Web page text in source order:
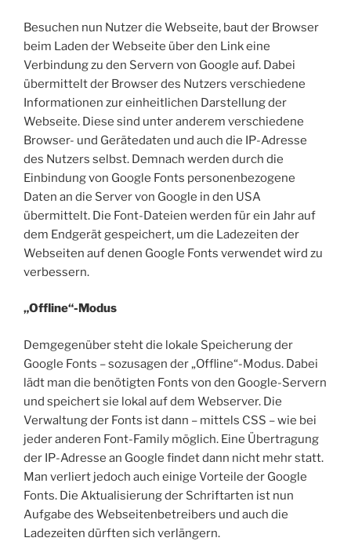
Besuchen nun Nutzer die Webseite, baut der Browser
beim Laden der Webseite über den Link eine
Verbindung zu den Servern von Google auf. Dabei
übermittelt der Browser des Nutzers verschiedene
Informationen zur einheitlichen Darstellung der
Webseite. Diese sind unter anderem verschiedene
Browser- und Gerätedaten und auch die IP-Adresse
des Nutzers selbst. Demnach werden durch die
Einbindung von Google Fonts personenbezogene
Daten an die Server von Google in den USA
übermittelt. Die Font-Dateien werden für ein Jahr auf
dem Endgerät gespeichert, um die Ladezeiten der
Webseiten auf denen Google Fonts verwendet wird zu
verbessern.
„Offline“-Modus
Demgegenüber steht die lokale Speicherung der
Google Fonts – sozusagen der „Offline“-Modus. Dabei
lädt man die benötigten Fonts von den Google-Servern
und speichert sie lokal auf dem Webserver. Die
Verwaltung der Fonts ist dann – mittels CSS – wie bei
jeder anderen Font-Family möglich. Eine Übertragung
der IP-Adresse an Google findet dann nicht mehr statt.
Man verliert jedoch auch einige Vorteile der Google
Fonts. Die Aktualisierung der Schriftarten ist nun
Aufgabe des Webseitenbetreibers und auch die
Ladezeiten dürften sich verlängern.